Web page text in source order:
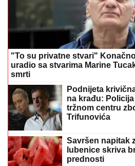
"To su privatne stvari"
uradio sa stvarima Marine
smrti
Podnijeta
na krađu:
tržnom centru
Trifunovića
Savršen napitak
lubenice skriva
prednosti